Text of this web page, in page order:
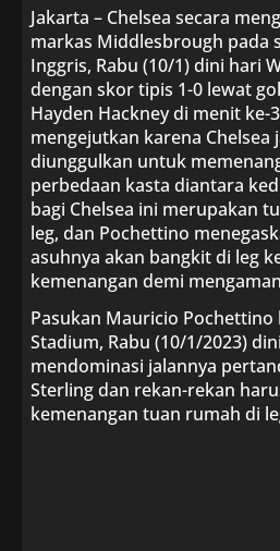
Jakarta – Chelsea secara
markas Middlesbrough pada
Inggris, Rabu (10/1) dini hari
dengan skor tipis 1-0 lewat
Hayden Hackney di menit ke-
mengejutkan karena Chelsea
diunggulkan untuk
perbedaan kasta diantara
bagi Chelsea ini merupakan
leg, dan Pochettino
asuhnya akan bangkit di leg
kemenangan demi
Pasukan Mauricio
Stadium, Rabu (10/1/2023)
mendominasi jalannya
Sterling dan rekan-rekan
kemenangan tuan rumah di